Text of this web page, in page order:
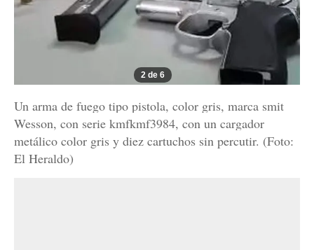
2 de 6
Un arma de fuego tipo pistola, color gris, marca smit
Wesson, con serie kmfkmf3984, con un cargador
metálico color gris y diez cartuchos sin percutir. (Foto:
El Heraldo)